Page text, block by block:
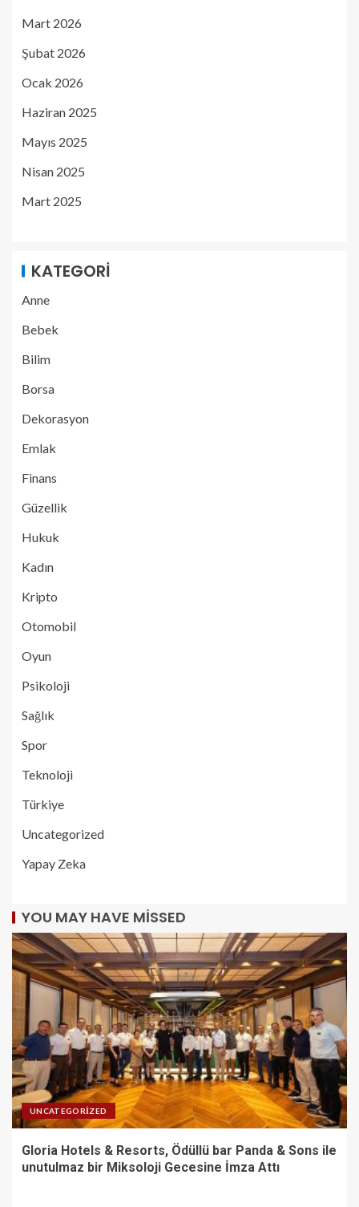
Mart 2026
Şubat 2026
Ocak 2026
Haziran 2025
Mayıs 2025
Nisan 2025
Mart 2025
KATEGORI
Anne
Bebek
Bilim
Borsa
Dekorasyon
Emlak
Finans
Güzellik
Hukuk
Kadın
Kripto
Otomobil
Oyun
Psikoloji
Sağlık
Spor
Teknoloji
Türkiye
Uncategorized
Yapay Zeka
YOU MAY HAVE MISSED
UNCATEGORIZED
Gloria Hotels & Resorts, Ödüllü bar Panda & Sons ile
unutulmaz bir Miksoloji Gecesine İmza Attı